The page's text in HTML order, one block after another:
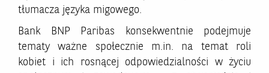
tłumacza języka migowego.
Bank BNP Paribas konsekwentnie podejmuje
tematy ważne społecznie m.in. na temat roli
kobiet i ich rosnącej odpowiedzialności w życiu